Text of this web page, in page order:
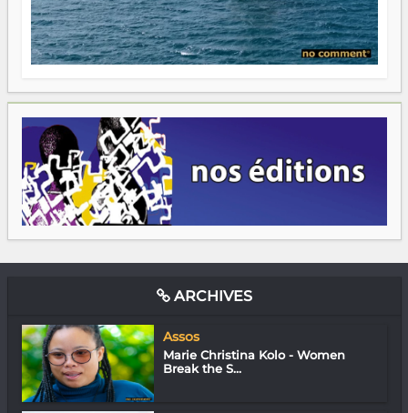
ARCHIVES
Assos
Marie Christina Kolo - Women
Break the S...